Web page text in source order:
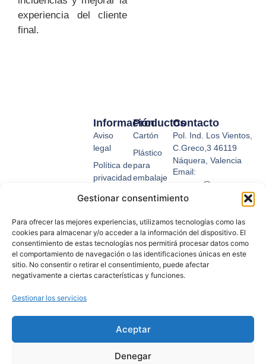
Gestionar consentimiento
Para ofrecer las mejores experiencias, utilizamos tecnologías como las
cookies para almacenar y/o acceder a la información del dispositivo. El
consentimiento de estas tecnologías nos permitirá procesar datos como
el comportamiento de navegación o las identificaciones únicas en este
sitio. No consentir o retirar el consentimiento, puede afectar
negativamente a ciertas características y funciones.
Gestionar los servicios
Aceptar
Denegar
experiencia del cliente
final.
Productos
Cartón
Plástico
para
embalaje
Fleje
protección
Cinta
adhesiva
Información
Aviso
legal
Política de
privacidad
Condiciones
Política de
cookies
Formas
de pago
nuestro
Contacto
Pol. Ind. Los Vientos,
C.Greco,3 46119
Náquera, Valencia
Email:
suemsa@suemsa.com
Tel: 963 656 360